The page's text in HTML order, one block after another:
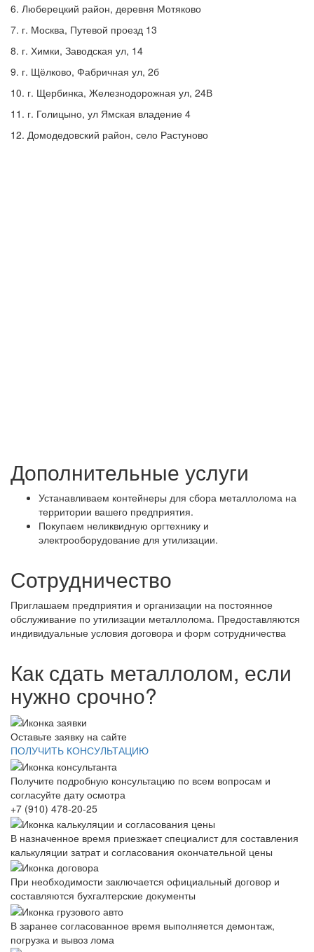
6. Люберецкий район, деревня Мотяково
7. г. Москва, Путевой проезд 13
8. г. Химки, Заводская ул, 14
9. г. Щёлково, Фабричная ул, 2б
10. г. Щербинка, Железнодорожная ул, 24В
11. г. Голицыно, ул Ямская владение 4
12. Домодедовский район, село Растуново
Дополнительные услуги
Устанавливаем контейнеры для сбора металлолома на
территории вашего предприятия.
Покупаем неликвидную оргтехнику и
электрооборудование для утилизации.
Сотрудничество
Приглашаем предприятия и организации на постоянное
обслуживание по утилизации металлолома. Предоставляются
индивидуальные условия договора и форм сотрудничества
Как сдать металлолом, если
нужно срочно?
Оставьте заявку на сайте
ПОЛУЧИТЬ КОНСУЛЬТАЦИЮ
Получите подробную консультацию по всем вопросам и
согласуйте дату осмотра
+7 (910) 478-20-25
В назначенное время приезжает специалист для составления
калькуляции затрат и согласования окончательной цены
При необходимости заключается официальный договор и
составляются бухгалтерские документы
В заранее согласованное время выполняется демонтаж,
погрузка и вывоз лома